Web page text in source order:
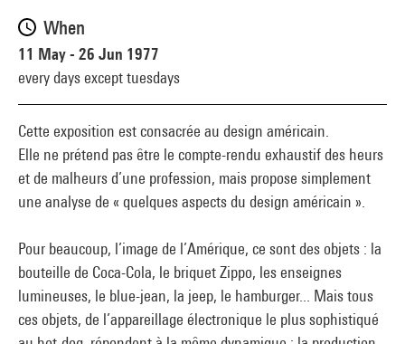
Cette exposition est consacrée au design américain.
Elle ne prétend pas être le compte-rendu exhaustif des heurs
et de malheurs d’une profession, mais propose simplement
une analyse de « quelques aspects du design américain ».
Pour beaucoup, l’image de l’Amérique, ce sont des objets : la
bouteille de Coca-Cola, le briquet Zippo, les enseignes
lumineuses, le blue-jean, la jeep, le hamburger... Mais tous
ces objets, de l’appareillage électronique le plus sophistiqué
When
11 May - 26 Jun 1977
every days except tuesdays